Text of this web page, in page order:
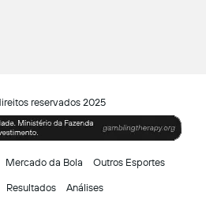
reservados 2025
Mercado da Bola Outros Esportes
Resultados Análises